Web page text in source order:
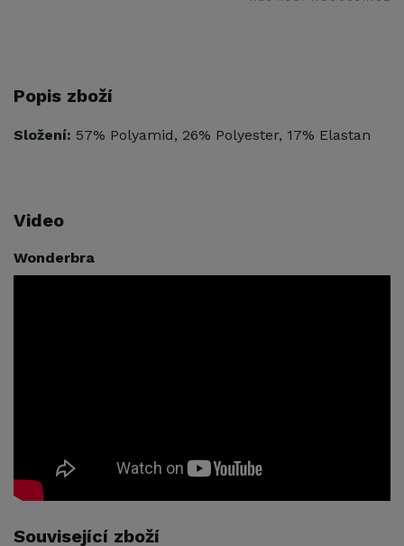
Popis zboží
Složení: 57% Polyamid, 26% Polyester, 17% Elastan
Video
Wonderbra
Související zboží